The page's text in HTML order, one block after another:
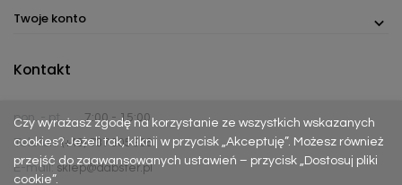
Twoje konto
Czy wyrażasz zgodę na korzystanie ze wszystkich wskazanych
cookies? Jeżeli tak, kliknij w przycisk „Akceptuję”. Możesz również
przejść do zaawansowanych ustawień – przycisk „Dostosuj pliki
cookie”.
Kontakt
pon. - pt.
7:00 - 15:00
Telefon:(+48) 737 305 306
E-mail: sklep@dabster.pl